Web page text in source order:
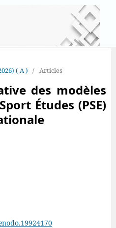
( A ) / Articles
des modèles
Études (PSE)